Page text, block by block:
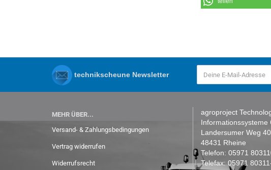
technikscheune Newsletter
MEHR ÜBER...
Versand- & Zahlungsbedingungen
Vertrag widerrufen
Widerrufsrecht
agroproject
Informationssysteme
Landersumer Weg 40
48431 Rheine
Telefon: 05971
Telefax: 05971